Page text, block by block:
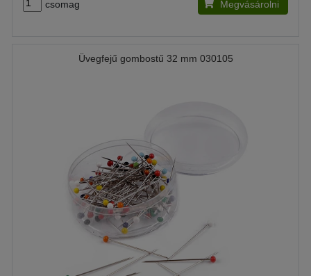
csomag Megvásárolni
Üvegfejű gombostű 32 mm 030105